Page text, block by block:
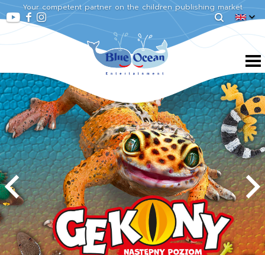
Your competent partner on the children publishing market